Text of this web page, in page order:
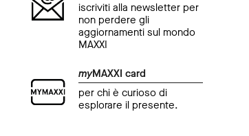
iscriviti alla newsletter per
non perdere gli
aggiornamenti sul mondo
MAXXI
myMAXXI card
per chi è curioso di
esplorare il presente.